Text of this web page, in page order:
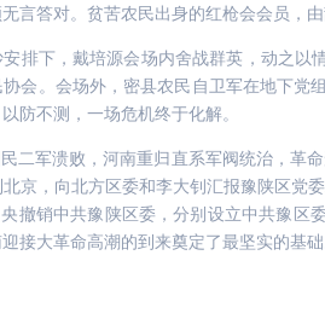
言答对。贫苦农民出身的红枪会会员，
排下，戴培源会场内舍战群英，动之
会。会场外，密县农民自卫军在地下
防不测，一场危机终于化解。
二军溃败，河南重归直系军阀统治，革
京，向北方区委和李大钊汇报豫陕区党
撤销中共豫陕区委，分别设立中共豫区
接大革命高潮的到来奠定了最坚实的基础